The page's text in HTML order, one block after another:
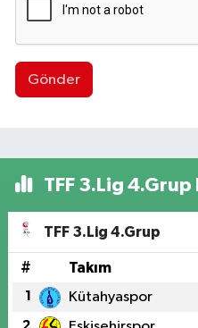
Gönder
TFF 3.Lig
TFF 3.Lig 4.Grup
# Takım
1 Kütahyaspor